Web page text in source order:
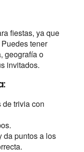
fiestas, ya que
tener
geografía o
invitados.
trivia con
da puntos a los